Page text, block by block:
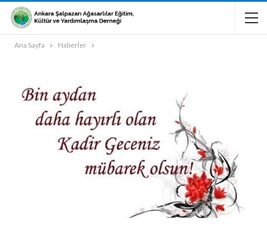
Ana Sayfa Haberler